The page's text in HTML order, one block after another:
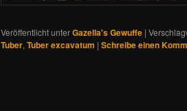
Veröffentlicht unterGazella's Gewuffe |
Tuber, Tuber excavatum | Schreibe einen